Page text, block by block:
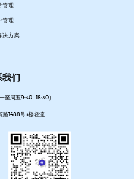
管理
管理
决方案
们
至周五9:30—18:30）
路1488号3楼轻流